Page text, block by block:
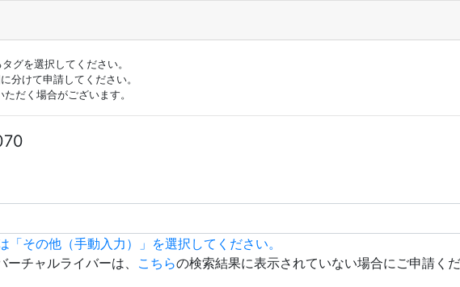
グを選択してください。
分けて申請してください。
だく場合がございます。
その他（手動入力）」を選択してください。
チャルライバーは、 こちらの検索結果に表示されていない場合にご申請く